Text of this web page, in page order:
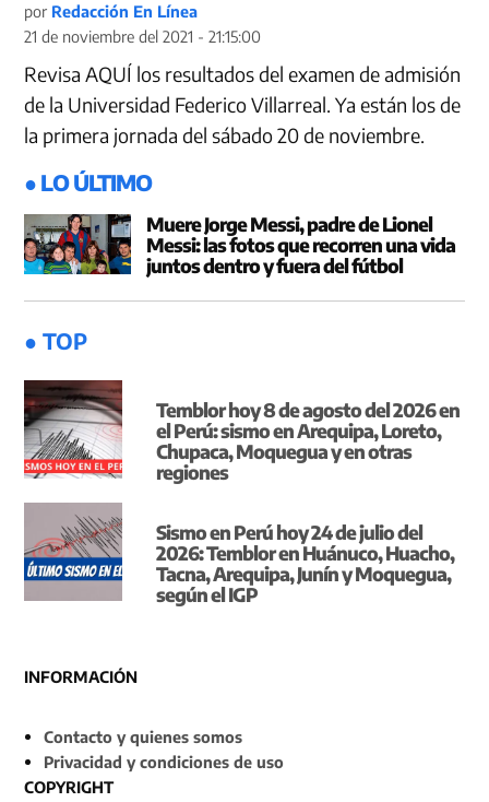
por Redacción En Línea
21 de noviembre del 2021 - 21:15:00
Revisa AQUÍ los resultados del examen de admisión
de la Universidad Federico Villarreal. Ya están los de
la primera jornada del sábado 20 de noviembre.
● LO ÚLTIMO
Muere Jorge Messi, padre de Lionel
Messi: las fotos que recorren una vida
juntos dentro y fuera del fútbol
● TOP
Temblor hoy 8 de agosto del 2026 en
el Perú: sismo en Arequipa, Loreto,
Chupaca, Moquegua y en otras
regiones
Sismo en Perú hoy 24 de julio del
2026: Temblor en Huánuco, Huacho,
Tacna, Arequipa, Junín y Moquegua,
según el IGP
INFORMACIÓN
Contacto y quienes somos
Privacidad y condiciones de uso
COPYRIGHT